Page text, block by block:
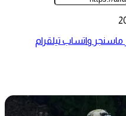
ماسنجر واتساب تيلقرام